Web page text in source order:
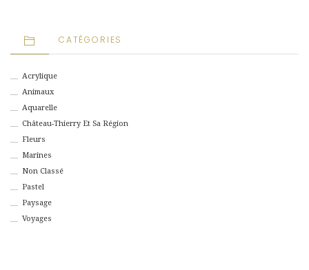
CATÉGORIES
Acrylique
Animaux
Aquarelle
Château-Thierry Et Sa Région
Fleurs
Marines
Non Classé
Pastel
Paysage
Voyages